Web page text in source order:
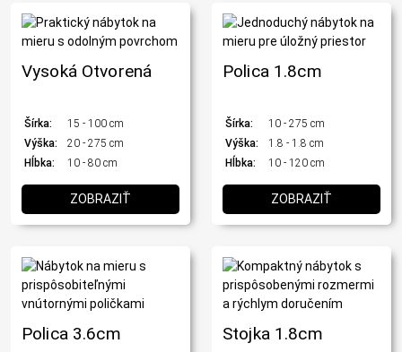
Vysoká Otvorená
Šírka:
15 - 100 cm
Výška:
20 - 275 cm
Hĺbka:
10 - 80 cm
ZOBRAZIŤ
Polica 1.8cm
Šírka:
10 - 275 cm
Výška:
1.8 - 1.8 cm
Hĺbka:
10 - 120 cm
ZOBRAZIŤ
Polica 3.6cm Stojka 1.8cm